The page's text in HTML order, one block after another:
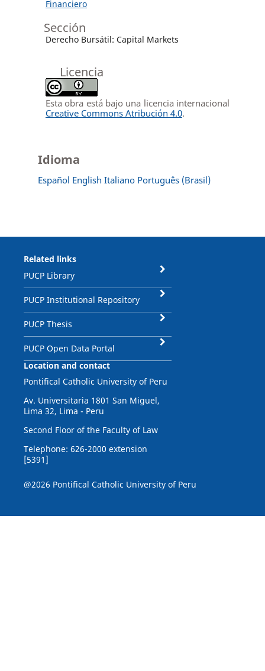
Financiero
Sección
Derecho Bursátil: Capital Markets
Licencia
Esta obra está bajo una licencia internacional
Creative Commons Atribución 4.0.
Idioma
Español English Italiano Português (Brasil)
Related links
PUCP Library
PUCP Institutional Repository
PUCP Thesis
PUCP Open Data Portal
Location and contact
Pontifical Catholic University of Peru
Av. Universitaria 1801 San Miguel,
Lima 32, Lima - Peru
Second Floor of the Faculty of Law
Telephone: 626-2000 extension
[5391]
@2026 Pontifical Catholic University of Peru